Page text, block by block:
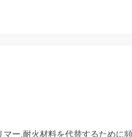
ー,耐火材料を代替するために